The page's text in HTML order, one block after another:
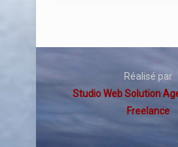
Réalisé par
Studio Web Solution
Freelance